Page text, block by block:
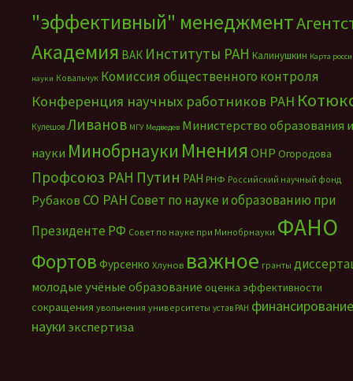
"эффективный" менеджмент
Академия ВАК Институты РАН Калинушкин Карта
науки Ковальчук Комиссия общественного контроля
Конференция научных работников РАН
Кулешов Ливанов МГУ Медведев Министерство образования и
науки Минобрнауки Мнения ОНР Огородова
Профсоюз РАН Путин РАН РНФ Российский научный фонд
Рубаков СО РАНСовет по науке и образованию при
Президенте РФ Совет по науке при Минобрнауки ФАНО
Фортов Фурсенко Хлунов важное гранты
молодые учёные образование оценка эффективности
сокращения увольнения университеты устав РАН финансирование
науки экспертиза